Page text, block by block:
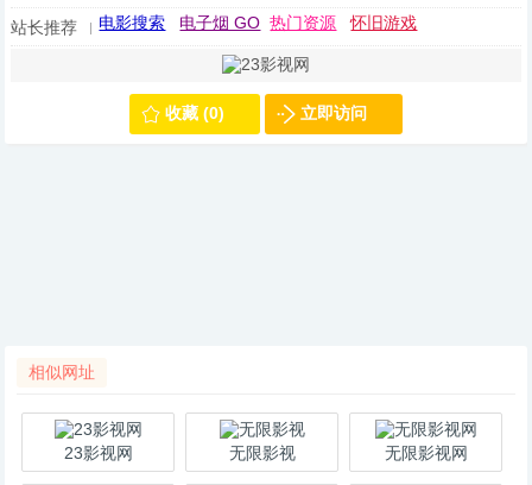
站长推荐
电影搜索 电子烟 GO 热门资源 怀旧游戏
收藏 (0) 立即访问
相似网址
23影视网 无限影视 无限影视网